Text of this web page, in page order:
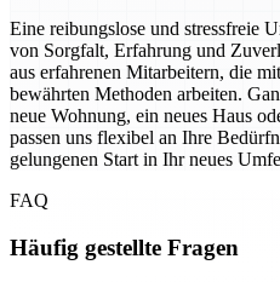
Eine reibungslose und stressfreie
von Sorgfalt, Erfahrung und
aus erfahrenen Mitarbeitern, die
bewährten Methoden arbeiten.
neue Wohnung, ein neues Haus
passen uns flexibel an Ihre
gelungenen Start in Ihr neues
FAQ
Häufig gestellte Fragen